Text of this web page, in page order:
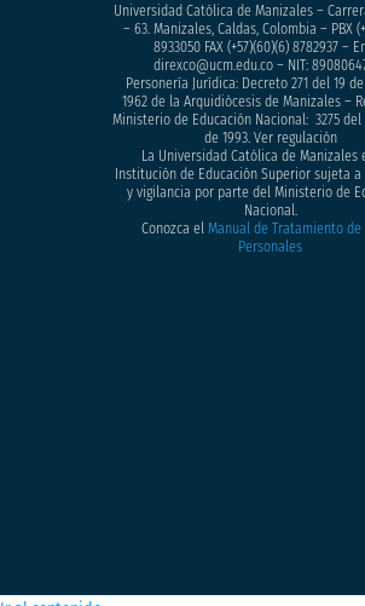
Universidad Católica de Manizales –
– 63. Manizales, Caldas, Colombia – PBX
8933050FAX (+57)(60)(6) 8782937 –
direxco@ucm.edu.co – NIT:
Personería Jurídica: Decreto 271 del 19
1962 de la Arquidiócesis de Manizales –
Ministerio de Educación Nacional: 3275 del
de 1993. Ver regulación
La Universidad Católica de Manizales
Institución de Educación Superior sujeta a
y vigilancia por parte del Ministerio de
Nacional.
Conozca elManual de Tratamiento de
Personales